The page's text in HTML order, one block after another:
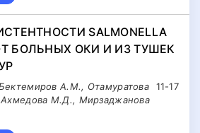
SALMONELLA
БОЛЬНЫХ ОКИ И ИЗ ТУШЕК
11-17
А.М., Отамуратова
М.Д., Мирзаджанова